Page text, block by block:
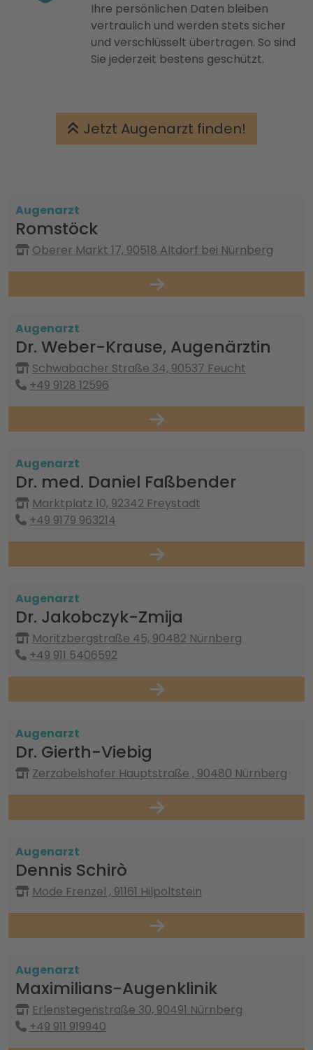
Ihre persönlichen Daten bleiben
vertraulich und werden stets sicher
und verschlüsselt übertragen. So sind
Sie jederzeit bestens geschützt.
Jetzt Augenarzt finden!
Augenarzt
Romstöck
Oberer Markt 17, 90518 Altdorf bei Nürnberg
Augenarzt
Dr. Weber-Krause, Augenärztin
Schwabacher Straße 34, 90537 Feucht
+49 9128 12596
Augenarzt
Dr. med. Daniel Faßbender
Marktplatz 10, 92342 Freystadt
+49 9179 963214
Augenarzt
Dr. Jakobczyk-Zmija
Moritzbergstraße 45, 90482 Nürnberg
+49 911 5406592
Augenarzt
Dr. Gierth-Viebig
Zerzabelshofer Hauptstraße , 90480 Nürnberg
Augenarzt
Dennis Schirò
Mode Frenzel , 91161 Hilpoltstein
Augenarzt
Maximilians-Augenklinik
Erlenstegenstraße 30, 90491 Nürnberg
+49 911 919940